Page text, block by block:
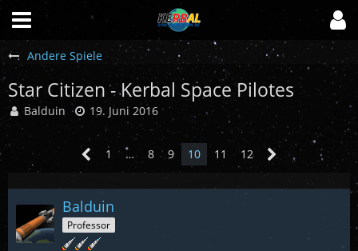
Andere Spiele
Star Citizen - Kerbal Space Pilotes
Balduin 19. Juni 2016
1 … 8 9 10 11 12
Balduin
Professor